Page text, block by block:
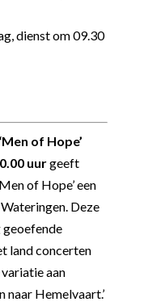
dienst om 09.30
of Hope’
uurgeeft
of Hope’ een
Deze
land concerten
aan
naar Hemelvaart.’